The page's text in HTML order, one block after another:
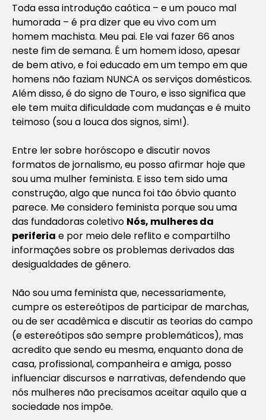
Toda essa introdução caótica – e um pouco mal
humorada – é pra dizer que eu vivo com um
homem machista. Meu pai. Ele vai fazer 66 anos
neste fim de semana. É um homem idoso, apesar
de bem ativo, e foi educado em um tempo em que
homens não faziam NUNCA os serviços domésticos.
Além disso, é do signo de Touro, e isso significa que
ele tem muita dificuldade com mudanças e é muito
teimoso (sou a louca dos signos, sim!).
Entre ler sobre horóscopo e discutir novos
formatos de jornalismo, eu posso afirmar hoje que
sou uma mulher feminista. E isso tem sido uma
construção, algo que nunca foi tão óbvio quanto
parece. Me considero feminista porque sou uma
das fundadoras coletivo Nós, mulheres da
periferia e por meio dele reflito e compartilho
informações sobre os problemas derivados das
desigualdades de gênero.
Não sou uma feminista que, necessariamente,
cumpre os estereótipos de participar de marchas,
ou de ser acadêmica e discutir as teorias do campo
(e estereótipos são sempre problemáticos), mas
acredito que sendo eu mesma, enquanto dona de
casa, profissional, companheira e amiga, posso
influenciar discursos e narrativas, defendendo que
nós mulheres não precisamos aceitar aquilo que a
sociedade nos impõe.